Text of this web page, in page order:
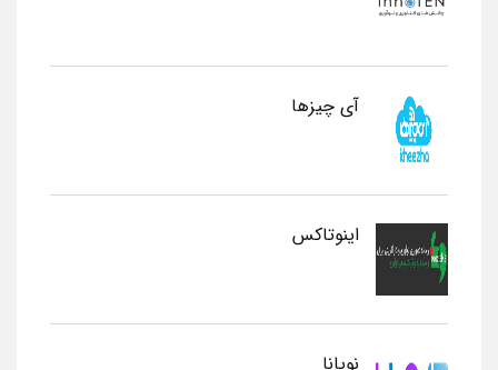
آی چیزها
اینوتاکس
نوپانا